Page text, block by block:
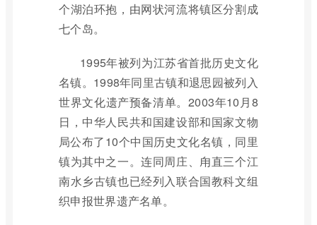
个湖泊环抱，由网状河流将镇区分割成
七个岛。
1995年被列为江苏省首批历史文化
名镇。1998年同里古镇和退思园被列入
世界文化遗产预备清单。2003年10月8
日，中华人民共和国建设部和国家文物
局公布了10个中国历史文化名镇，同里
镇为其中之一。连同周庄、甪直三个江
南水乡古镇也已经列入联合国教科文组
织申报世界遗产名单。